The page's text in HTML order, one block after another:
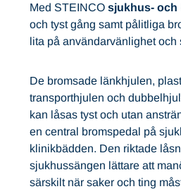
Med STEINCO sjukhus- och
och tyst gång samt pålitliga
lita på användarvänlighet och
De bromsade länkhjulen,
transporthjulen och
kan låsas tyst och utan
en central bromspedal på
klinikbädden. Den riktade
sjukhussängen lättare att
särskilt när saker och ting